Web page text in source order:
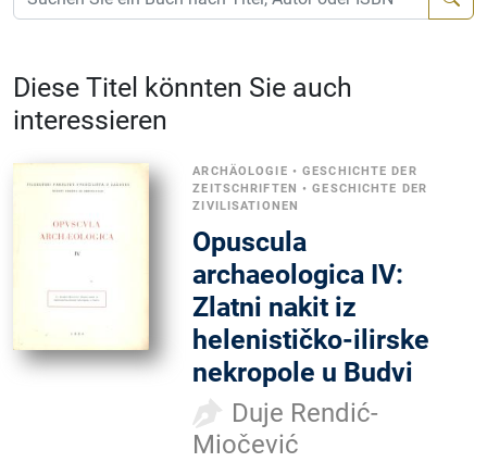
Diese Titel könnten Sie auch
interessieren
ARCHÄOLOGIE •GESCHICHTE DER
ZEITSCHRIFTEN •GESCHICHTE DER
ZIVILISATIONEN
Opuscula
archaeologica IV:
Zlatni nakit iz
helenističko-ilirske
nekropole u Budvi
Duje Rendić-
Miočević